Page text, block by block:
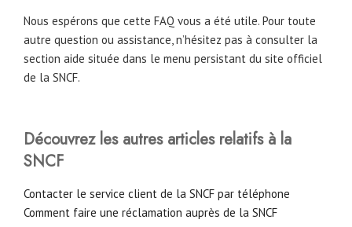
Nous espérons que cette FAQ vous a été utile. Pour toute
autre question ou assistance, n’hésitez pas à consulter la
section aide située dans le menu persistant du site officiel
de la SNCF.
Découvrez les autres articles relatifs à la
SNCF
Contacter le service client de la SNCF par téléphone
Comment faire une réclamation auprès de la SNCF